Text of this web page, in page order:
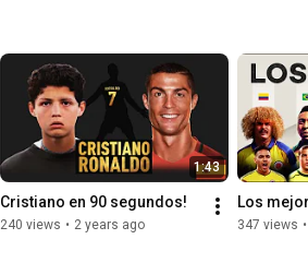
1:43
Cristiano en 90 segundos!
240 views • 2 years ago
Los
347 views •